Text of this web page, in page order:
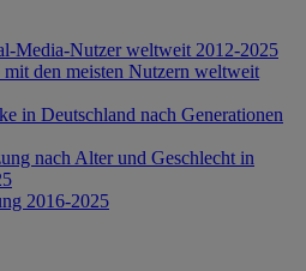
Media-Nutzer weltweit 2012-2025
den meisten Nutzern weltweit
in Deutschland nach Generationen
nach Alter und Geschlecht in
2016-2025